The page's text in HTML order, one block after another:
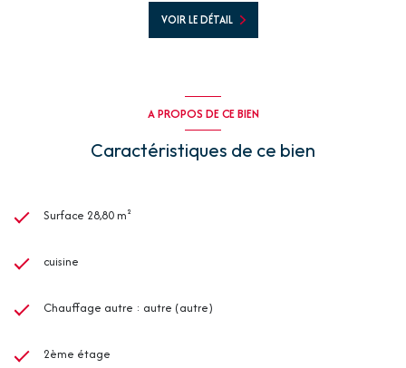
VOIR LE DÉTAIL
A PROPOS DE CE BIEN
Caractéristiques de ce bien
Surface 28,80 m²
cuisine
Chauffage autre : autre (autre)
2ème étage